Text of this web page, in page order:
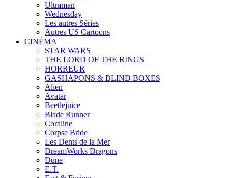
Ultraman
Wednesday
Les autres Séries
Autres US Cartoons
CINÉMA
STAR WARS
THE LORD OF THE RINGS
HORREUR
GASHAPONS & BLIND BOXES
Alien
Avatar
Beetlejuice
Blade Runner
Coraline
Corpse Bride
Les Dents de la Mer
DreamWorks Dragons
Dune
E.T.